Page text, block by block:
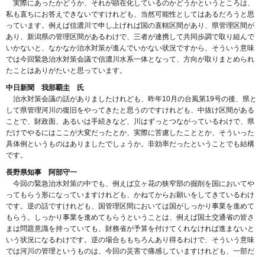
実際にあったかどうか、それが顕在化しているのかどうかというところは、
私も直ちにお答えできないですけれども、当然可能性としてはあるだろうと思
っています。例えば信濃川で申し上げれば国の直轄区間があり、県管理区間が
あり、新潟県の管理区間があるわけで、三者が連携して共同歩調で取り組んで
いかないと、なかなか治水対策が進んでいかない状況ですから、そういう意味
では今回緊急治水対策会議で信濃川水系一体となって、方向が取りまとめられ
たことはありがたいと思っています。
中日新聞 我那覇圭 氏
治水対策会議の話がありましたけれども、昨年10月の台風第19号の後、県と
して県管理河川の復旧をやってきたと思うのですけれども、中抜け区間がある
ことで、財政面、あるいは手続きなど、川はずっとつながっているわけで、県
だけでやるにはここが大変だったとか、実際に苦慮したこととか、そういった
具体例というものはありましたでしょうか。非効率だったということでも結構
です。
長野県知事 阿部守一
今回の緊急治水対策の中でも、例えば立ヶ花の狭窄部の掘削を国においてや
ってもらう形になっていますけれども、かねてからお願いをしてきているわけ
です。逆の話ですけれども、国管理区間においては国がしっかり事業を進めて
もらう。しっかり事業を進めてもらうということは、例えば国土交通省の皆さ
まは問題意識を持っていても、財務省が予算を付けてくれなければ進まないと
いう状況になるわけです。逆の場合ももちろんあり得るわけで、そういう意味
では河川の管理というものは、今回の災害で痛感していますけれども、一部だ